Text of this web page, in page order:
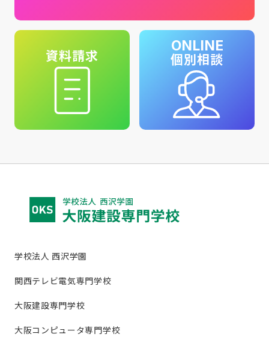
資料請求
ONLINE
個別相談
学校法人 西沢学園
関西テレビ電気専門学校
大阪建設専門学校
大阪コンピュータ専門学校